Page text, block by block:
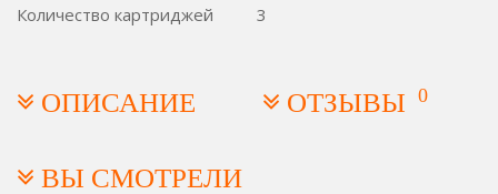
Количество картриджей
3
ОПИСАНИЕ ОТЗЫВЫ 0
ВЫ СМОТРЕЛИ